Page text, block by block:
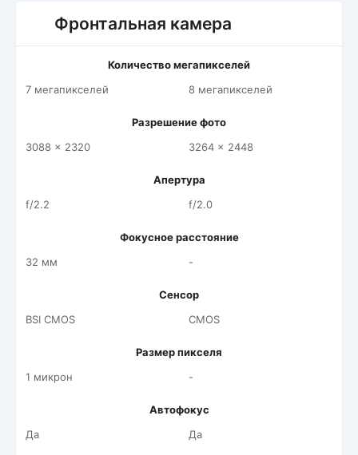
Фронтальная камера
Количество мегапикселей
7 мегапикселей
8 мегапикселей
Разрешение фото
3088 x 2320
3264 x 2448
Апертура
f/2.2
f/2.0
Фокусное расстояние
32 мм
-
Сенсор
BSI CMOS
CMOS
Размер пикселя
1 микрон
-
Автофокус
Да
Да